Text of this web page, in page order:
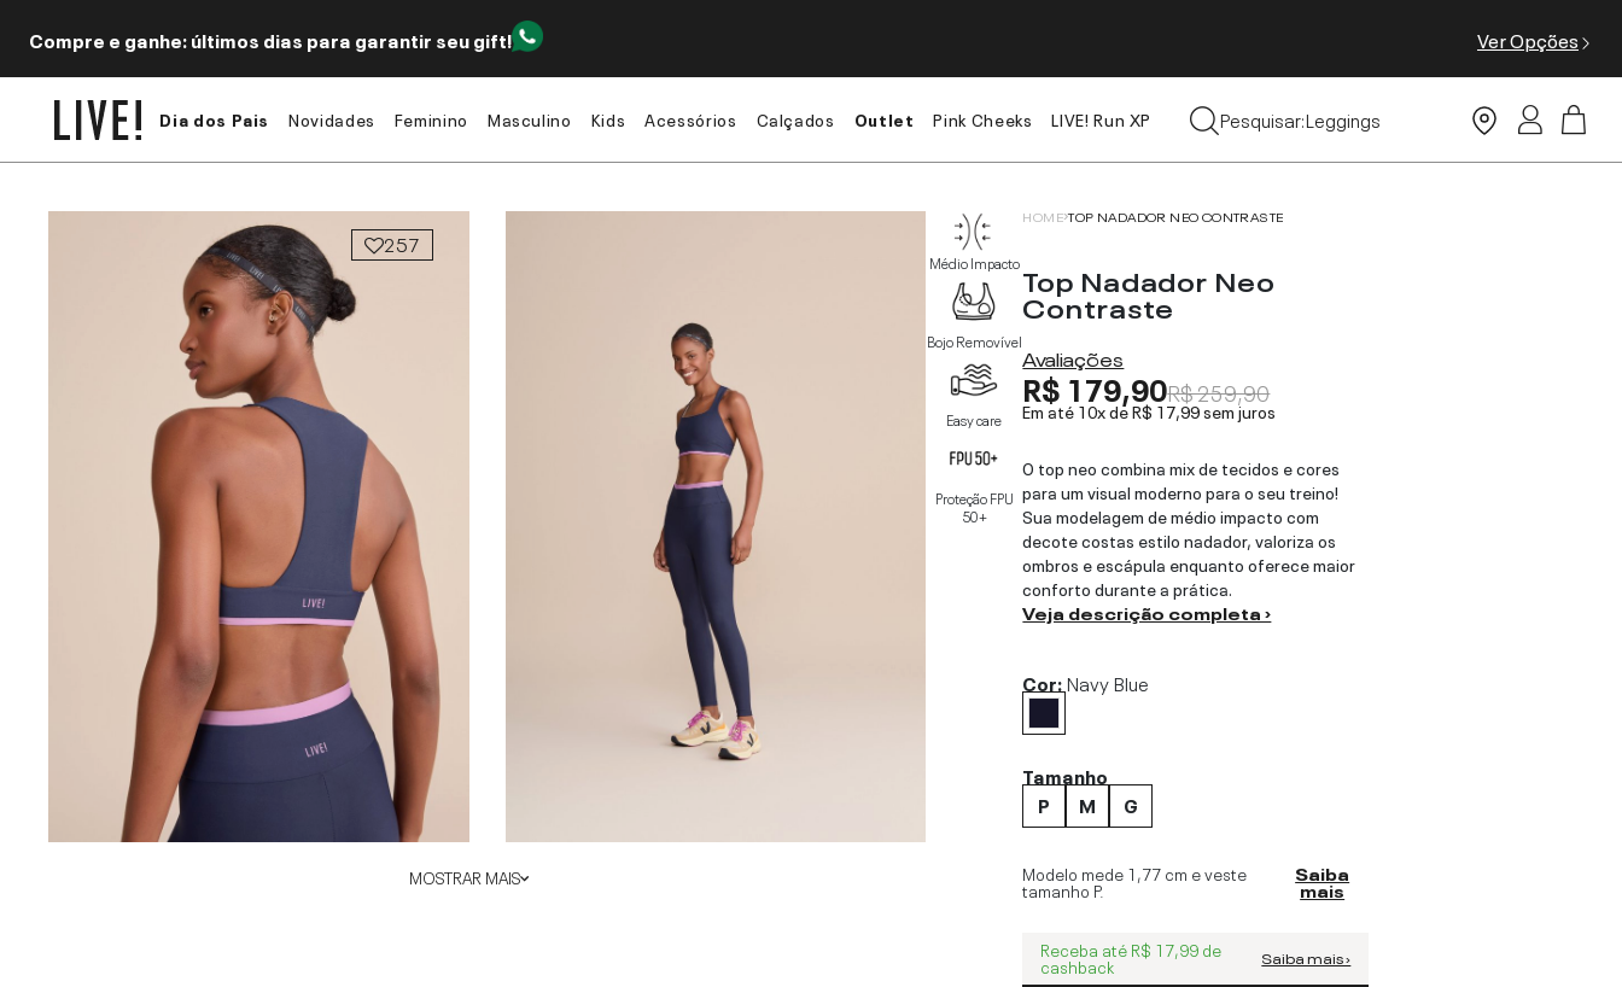
Compre e ganhe: últimos dias para garantir seu gift! Ver Opções
Dia dos Pais Novidades Feminino Masculino Kids Acessórios Calçados Outlet Pink Cheeks LIVE! Run XP
Pesquisar:
Tops
Leggings
257
MOSTRAR MAIS
Médio Impacto
Bojo Removível
Easy care
Proteção FPU
50+
HOME TOP NADADOR NEO CONTRASTE
Top Nadador Neo
Contraste
Avaliações
R$ 179,90R$ 259,90
Em até 10x deR$ 17,99sem juros
O top neo combina mix de tecidos e cores
para um visual moderno para o seu treino!
Sua modelagem de médio impacto com
decote costas estilo nadador, valoriza os
ombros e escápula enquanto oferece maior
conforto durante a prática.
Veja descrição completa ›
Cor:Navy Blue
Tamanho
P
M G
Modelo mede 1,77 cm e veste
tamanho P.
Saiba
mais
Receba até R$ 17,99 de
cashback Saiba mais ›